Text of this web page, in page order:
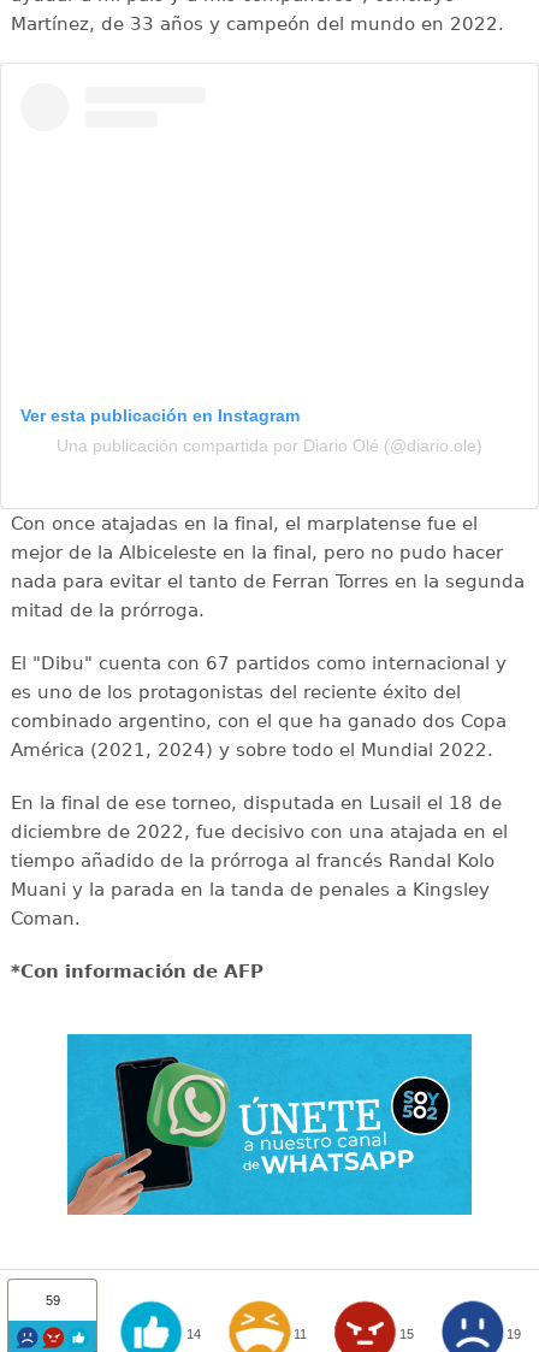
Martínez, de 33 años y campeón del mundo en 2022.
Ver esta publicación en Instagram
Una publicación compartida por Diario Olé (@diario.ole)
Con once atajadas en la final, el marplatense fue el
mejor de la Albiceleste en la final, pero no pudo hacer
nada para evitar el tanto de Ferran Torres en la segunda
mitad de la prórroga.
El "Dibu" cuenta con 67 partidos como internacional y
es uno de los protagonistas del reciente éxito del
combinado argentino, con el que ha ganado dos Copa
América (2021, 2024) y sobre todo el Mundial 2022.
En la final de ese torneo, disputada en Lusail el 18 de
diciembre de 2022, fue decisivo con una atajada en el
tiempo añadido de la prórroga al francés Randal Kolo
Muani y la parada en la tanda de penales a Kingsley
Coman.
*Con información de AFP
59
14 11 15 19